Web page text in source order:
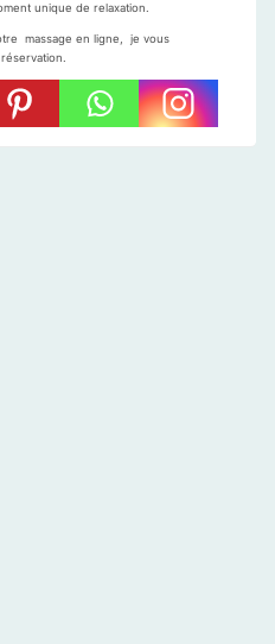
unique de relaxation.
massage en ligne, je vous